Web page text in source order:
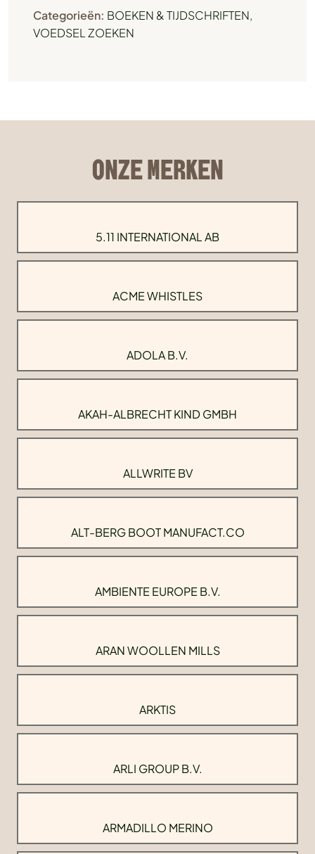
Categorieën: BOEKEN & TIJDSCHRIFTEN,
VOEDSEL ZOEKEN
ONZE MERKEN
5.11 INTERNATIONAL AB
ACME WHISTLES
ADOLA B.V.
AKAH-ALBRECHT KIND GMBH
ALLWRITE BV
ALT-BERG BOOT MANUFACT.CO
AMBIENTE EUROPE B.V.
ARAN WOOLLEN MILLS
ARKTIS
ARLI GROUP B.V.
ARMADILLO MERINO